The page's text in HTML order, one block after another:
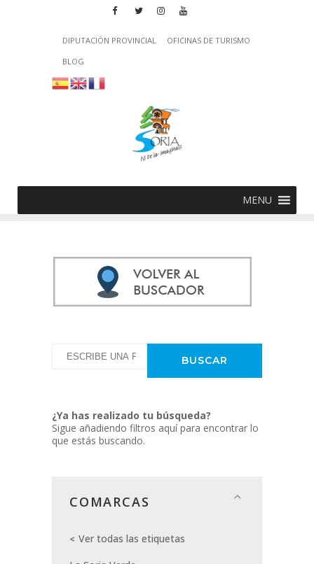
DIPUTACIÓN PROVINCIAL
OFICINAS DE TURISMO
BLOG
MENU
¿Ya has realizado tu búsqueda?
Sigue añadiendo filtros aquí para encontrar lo
que estás buscando.
COMARCAS
Ver todas las etiquetas